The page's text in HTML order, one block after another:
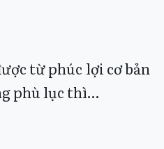
từ phúc lợi cơ bản
phù lục thì…